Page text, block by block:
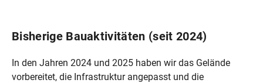
Bisherige Bauaktivitäten (seit 2024)
In den Jahren 2024 und 2025 haben wir das Gelände
vorbereitet, die Infrastruktur angepasst und die